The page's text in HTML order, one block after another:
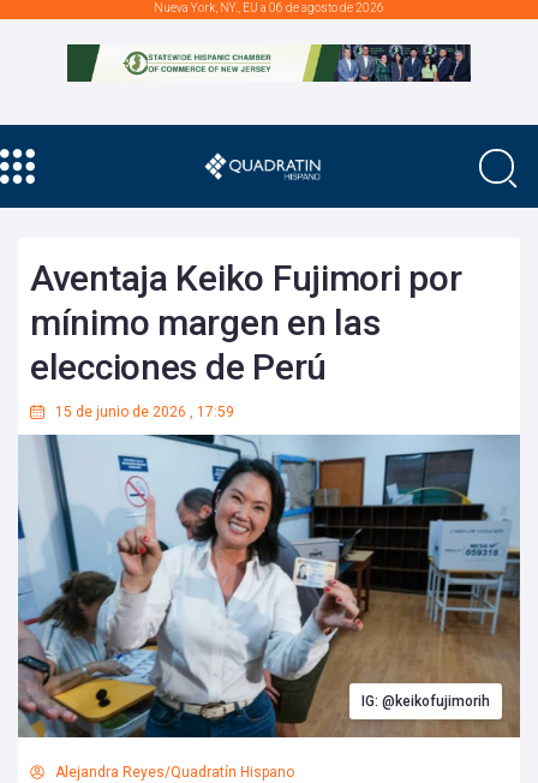
Nueva York, NY., EU a 06 de agosto de 2026
Aventaja Keiko Fujimori por
mínimo margen en las
elecciones de Perú
15 de junio de 2026 , 17:59
IG: @keikofujimorih
Alejandra Reyes/Quadratín Hispano